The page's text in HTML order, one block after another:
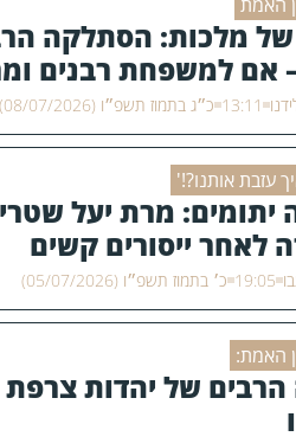
מלכות: הסתלקה
אם למשפחת רבנים
13:11 כ״ג בתמוז תשפ״ו (08/07/2026)
עזבת אותנו?!'
יתומים: מרת יעל
לאחר ייסורים קשים
19:05 כ׳ בתמוז תשפ״ו (05/07/2026)
האמת:
הרבים של יהדות